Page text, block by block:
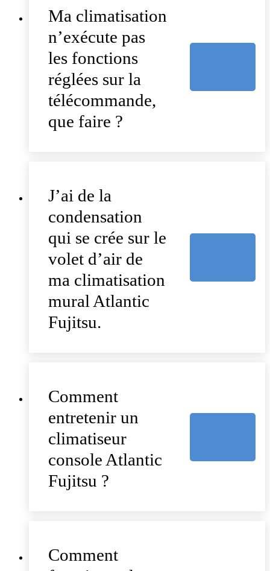
Ma climatisation
n’exécute pas
les fonctions
réglées sur la
télécommande,
que faire ?
J’ai de la
condensation
qui se crée sur le
volet d’air de
ma climatisation
mural Atlantic
Fujitsu.
Comment
entretenir un
climatiseur
console Atlantic
Fujitsu ?
Comment